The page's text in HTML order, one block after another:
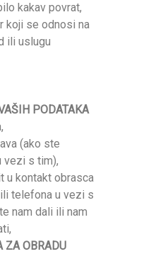
kakav povrat,
koji se odnosi na
ili uslugu
PODATAKA
(ako ste
vezi s tim),
u kontakt obrasca
telefona u vezi s
nam dali ili nam
ZA OBRADU